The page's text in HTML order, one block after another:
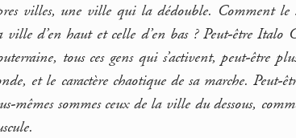
villes, une ville qui la dédouble. Comment le
d’en haut et celle d’en bas ? Peut-être Italo
tous ces gens qui s’activent, peut-être
et le caractère chaotique de sa marche. Peut-
mêmes sommes ceux de la ville du dessous,